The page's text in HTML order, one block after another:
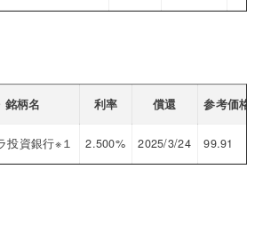
銘柄名 利率 償還 参考価格
投資銀行※１ 2.500% 2025/3/24 99.91